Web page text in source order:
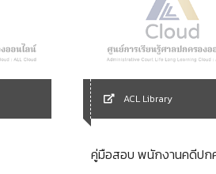
ACL Library
คู่มือสอบ พนักงานคดีปก